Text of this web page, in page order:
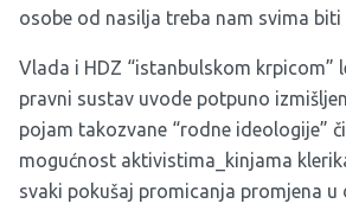
osobe od nasilja treba nam svima
Vlada i HDZ “istanbulskom krpicom”
pravni sustav uvode potpuno
pojam takozvane “rodne ideologije”
mogućnost aktivistima_kinjama
svaki pokušaj promicanja promjena u